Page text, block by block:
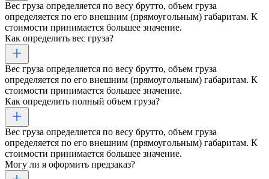
Вес груза определяется по весу брутто, объем груза
определяется по его внешним (прямоугольным) габаритам. К
стоимости принимается большее значение.
Как определить вес груза?
Вес груза определяется по весу брутто, объем груза
определяется по его внешним (прямоугольным) габаритам. К
стоимости принимается большее значение.
Как определить полный объем груза?
Вес груза определяется по весу брутто, объем груза
определяется по его внешним (прямоугольным) габаритам. К
стоимости принимается большее значение.
Могу ли я оформить предзаказ?